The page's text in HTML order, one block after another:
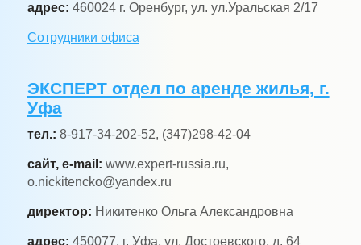
адрес: 460024 г. Оренбург, ул. ул.Уральская 2/17
Сотрудники офиса
ЭКСПЕРТ отдел по аренде жилья, г.
Уфа
тел.: 8-917-34-202-52, (347)298-42-04
сайт, e-mail: www.expert-russia.ru,
o.nickitencko@yandex.ru
директор: Никитенко Ольга Александровна
адрес: 450077, г. Уфа, ул. Достоевского, д. 64